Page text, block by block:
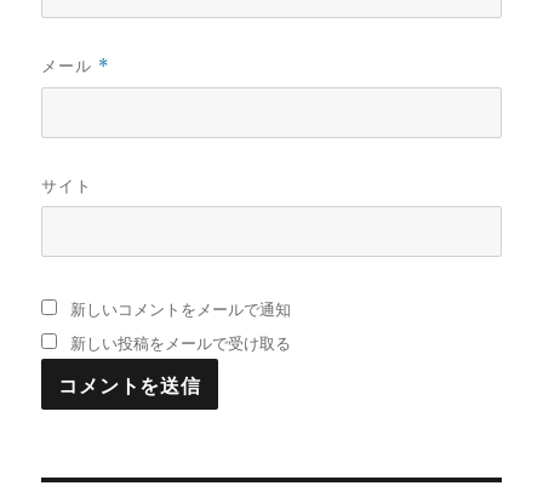
メール *
サイト
新しいコメントをメールで通知
新しい投稿をメールで受け取る